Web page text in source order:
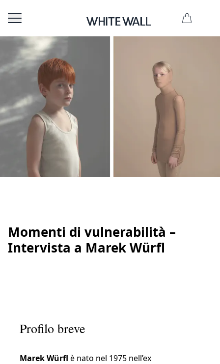
Momenti di vulnerabilità –
Intervista a Marek Würfl
Profilo breve
Marek Würfl è nato nel 1975 nell’ex